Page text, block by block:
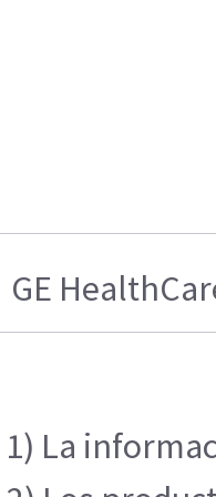
GE
1) La